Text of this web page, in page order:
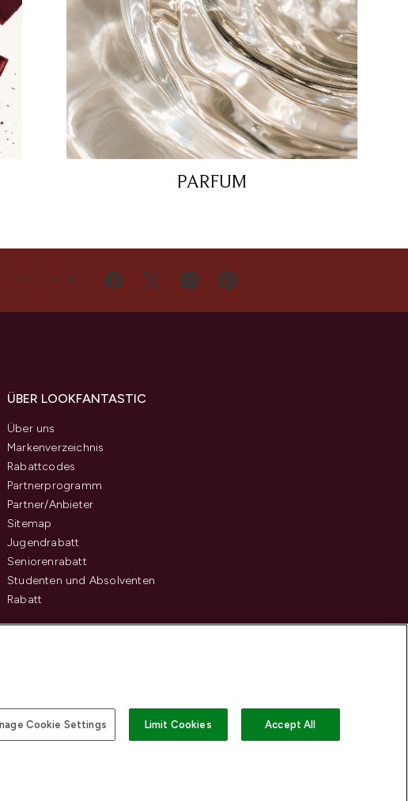
PARFUM
FOLGE UNS
ÜBER LOOKFANTASTIC
Über uns
Markenverzeichnis
Rabattcodes
Partnerprogramm
Partner/Anbieter
Sitemap
Jugendrabatt
Seniorenrabatt
Studenten und Absolventen
Rabatt
Cookie Settings Limit Cookies Accept All